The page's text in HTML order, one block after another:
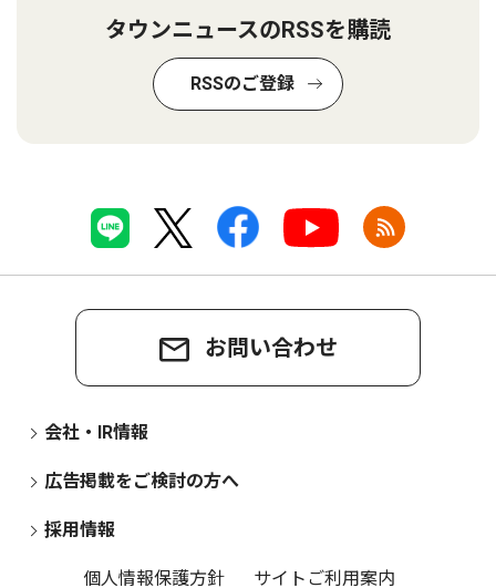
タウンニュースのRSSを購読
RSSのご登録
お問い合わせ
会社・IR情報
広告掲載をご検討の方へ
採用情報
個人情報保護方針
サイトご利用案内